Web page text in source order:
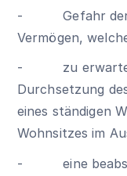
- Gefahr der
Vermögen,
- zu
Durchsetzung
eines ständigen
Wohnsitzes im
- eine